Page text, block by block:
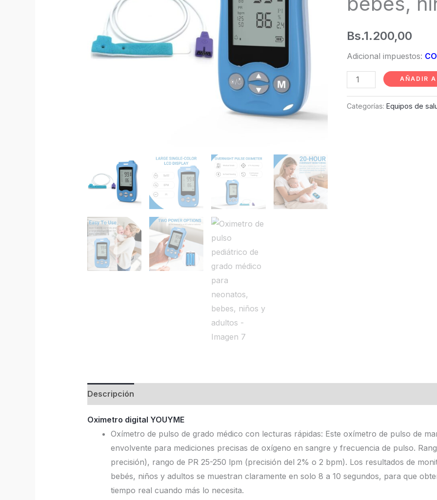
Bs.1.200,00
Adicional impuestos:
para
bebes,
niños
adultos
cantidad
AÑADIR
Categorías:Equipos de
Descripción
Oximetro digital YOUYME
Oxímetro de pulso de grado médico con lecturas rápidas: Este oxímetro de pulso de
envolvente para mediciones precisas de oxígeno en sangre y frecuencia de pulso.
precisión), rango de PR 25-250 lpm (precisión del 2% o 2 bpm). Los resultados de
bebés, niños y adultos se muestran claramente en solo 8 a 10 segundos, para que
tiempo real cuando más lo necesita.